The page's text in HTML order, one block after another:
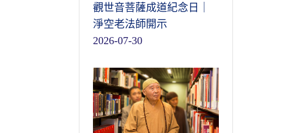
觀世音菩薩成道紀念日｜
淨空老法師開示
2026-07-30